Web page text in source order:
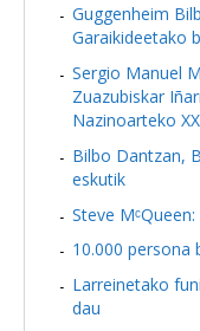
Guggenheim
Garaikideetako
Sergio Manuel
Zuazubiskar
Nazinoarteko
Bilbo Dantzan,
eskutik
Steve
10.000 persona
Larreinetako
dau